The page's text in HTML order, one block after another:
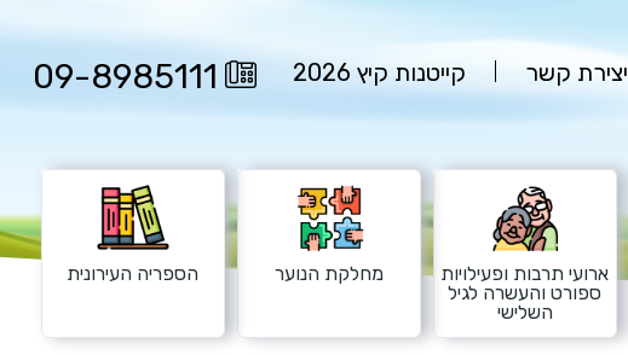
יצירת קשר קייטנות קיץ 2026 09-8985111
ארועי תרבות ופעילויות
ספורט והעשרה לגיל
השלישי
מחלקת הנוער הספריה העירונית